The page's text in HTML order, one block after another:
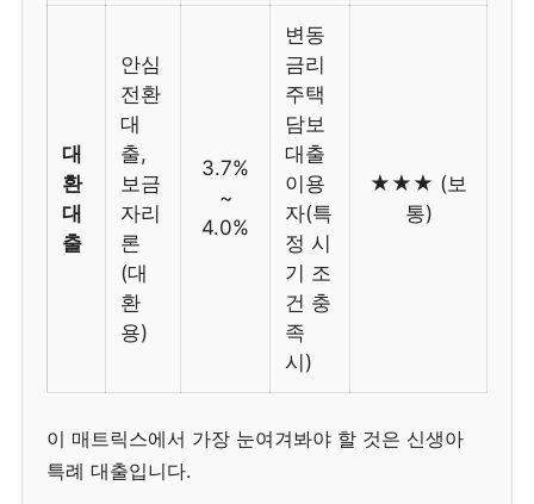
대
환
대
출
안심
전환
대
출,
보금
자리
론
(대
환
용)
3.7%
~
4.0%
변동
금리
주택
담보
대출
이용
자(특
정 시
기 조
건 충
족
시)
★★★ (보
통)
이 매트릭스에서 가장 눈여겨봐야 할 것은 신생아
특례 대출입니다.